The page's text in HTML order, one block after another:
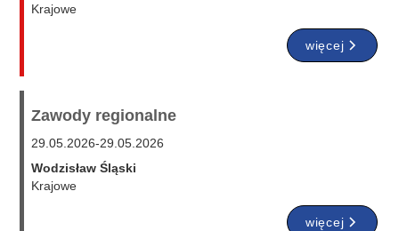
Krajowe
więcej
Zawody regionalne
29.05.2026-29.05.2026
Wodzisław Śląski
Krajowe
więcej